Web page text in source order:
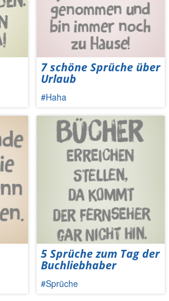
7 schöne Sprüche über
Urlaub
#Haha
5 Sprüche zum Tag der
Buchliebhaber
#Sprüche